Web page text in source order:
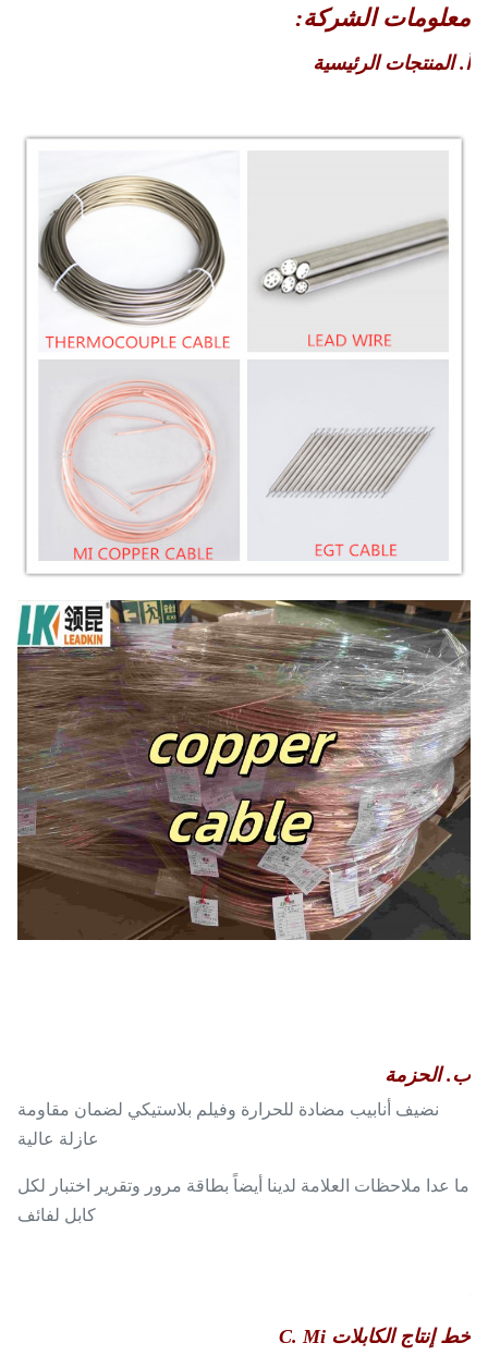
معلومات الشركة:
أ. المنتجات الرئيسية
ب. الحزمة
نضيف أنابيب مضادة للحرارة وفيلم بلاستيكي لضمان مقاومة
عازلة عالية
ما عدا ملاحظات العلامة لدينا أيضاً بطاقة مرور وتقرير اختبار لكل
كابل لفائف
خط إنتاج الكابلات C. Mi